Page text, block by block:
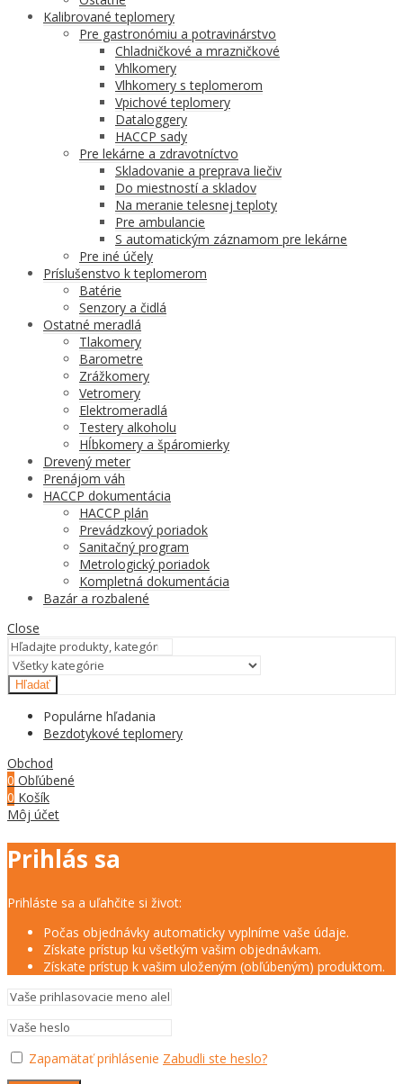
Kalibrované teplomery
Pre gastronómiu a potravinárstvo
Chladničkové a mrazničkové
Vhlkomery
Vlhkomery s teplomerom
Vpichové teplomery
Dataloggery
HACCP sady
Pre lekárne a zdravotníctvo
Skladovanie a preprava liečiv
Do miestností a skladov
Na meranie telesnej teploty
Pre ambulancie
S automatickým záznamom pre lekárne
Pre iné účely
Príslušenstvo k teplomerom
Batérie
Senzory a čidlá
Ostatné meradlá
Tlakomery
Barometre
Zrážkomery
Vetromery
Elektromeradlá
Testery alkoholu
Hĺbkomery a špáromierky
Drevený meter
Prenájom váh
HACCP dokumentácia
HACCP plán
Prevádzkový poriadok
Sanitačný program
Metrologický poriadok
Kompletná dokumentácia
Bazár a rozbalené
Close
Hľadať
Populárne hľadania
Bezdotykové teplomery
Obchod
0 Obľúbené
0 Košík
Môj účet
Prihlás sa
Prihláste sa a uľahčite si život:
Počas objednávky automaticky vyplníme vaše údaje.
Získate prístup ku všetkým vašim objednávkam.
Získate prístup k vašim uloženým (obľúbeným) produktom.
Zapamätať prihlásenie Zabudli ste heslo?